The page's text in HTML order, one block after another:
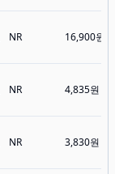
NR 16,900원
NR 4,835원
NR 3,830원